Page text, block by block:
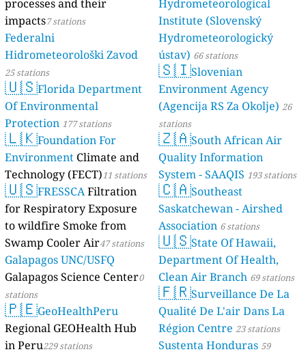
processes and their
impacts7 stations
Federalni
Hidrometeorološki Zavod
25 stations
🇺🇸Florida Department
Of Environmental
Protection 177 stations
🇱🇰Foundation For
Environment Climate and
Technology (FECT)11 stations
🇺🇸FRESSCAFiltration
for Respiratory Exposure
to wildfire Smoke from
Swamp Cooler Air47 stations
Galapagos UNC/USFQ
Galapagos Science Center0
stations
🇵🇪GeoHealthPeru
Regional GEOHealth Hub
in Peru229 stations
Hydrometeorological
Institute (Slovenský
Hydrometeorologický
ústav) 66 stations
🇸🇮Slovenian
Environment Agency
(Agencija RS Za Okolje) 26
stations
🇿🇦South African Air
Quality Information
System - SAAQIS 193 stations
🇨🇦Southeast
Saskatchewan - Airshed
Association 6 stations
🇺🇸State Of Hawaii,
Department Of Health,
Clean Air Branch 69 stations
🇫🇷Surveillance De La
Qualité De L'air Dans La
Région Centre 23 stations
Sustenta Honduras 59